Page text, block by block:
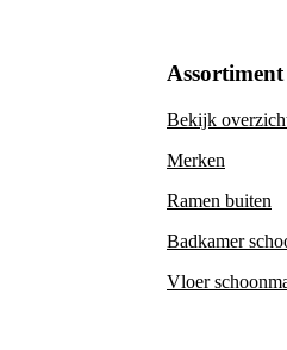
Assortiment
Bekijk
Merken
Ramen buiten
Badkamer
Vloer